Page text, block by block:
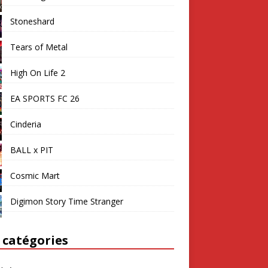
Stoneshard
Tears of Metal
High On Life 2
EA SPORTS FC 26
Cinderia
BALL x PIT
Cosmic Mart
Digimon Story Time Stranger
catégories